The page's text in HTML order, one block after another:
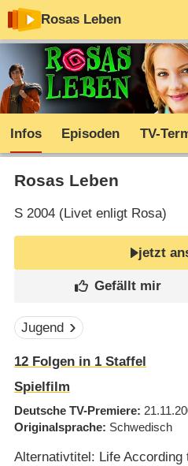
Rosas Leben
Infos Episoden TV-
Rosas Leben
S2004 (Livet enligt Rosa)
jetzt
Jugend
12Folgen in 1Staffel
Spielfilm
Deutsche TV-Premiere
Originalsprache Schwedisch
Alternativtitel: Life According